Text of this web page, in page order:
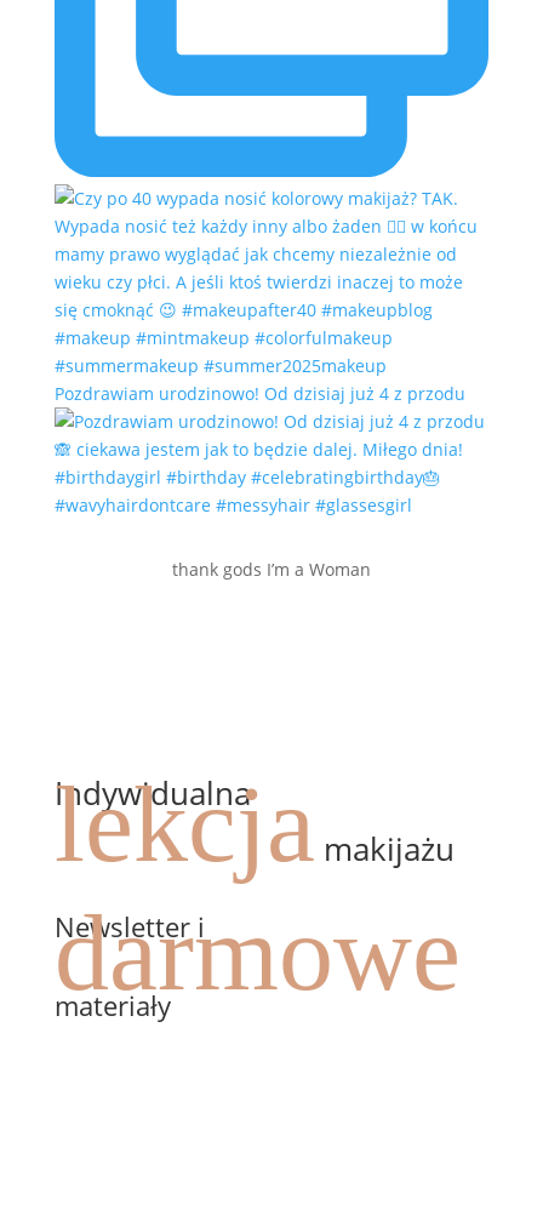
Pozdrawiam urodzinowo! Od dzisiaj już 4 z przodu
thank gods I’m a Woman
Indywidualna
lekcja makijażu
Newsletter i
darmowe
materiały